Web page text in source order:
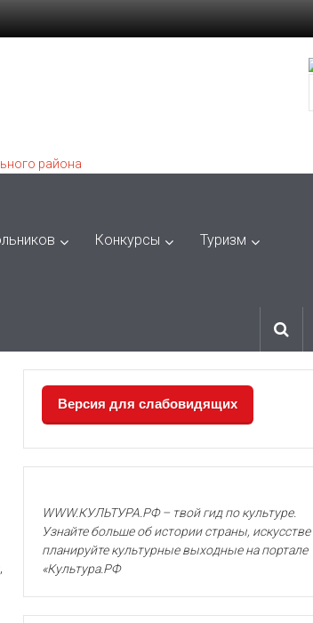
Конкурсы Туризм
Версия для слабовидящих
WWW.КУЛЬТУРА.РФ – твой гид по культуре.
Узнайте больше об истории страны, искусстве
планируйте культурные выходные на портале
«Культура.РФ